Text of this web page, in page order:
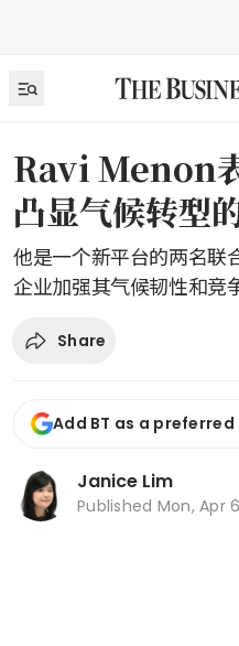
Ravi Menon
凸显气候转型
他是一个新平台的两名联
企业加强其气候韧性和竞
Share
Add BT as a
Janice Lim
Published Mon, Apr